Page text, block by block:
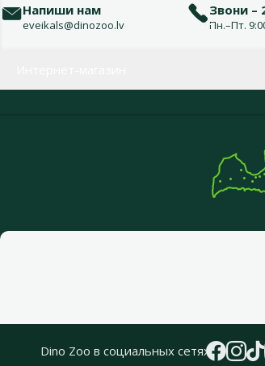
Напиши нам
eveikals@dinozoo.lv
Звони –
Пн.–Пт.
Dino Zoo в социальных сетях